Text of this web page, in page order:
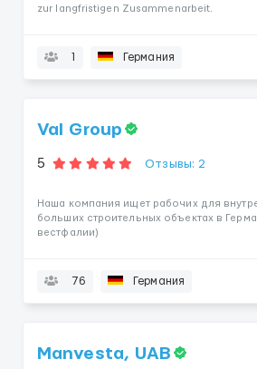
zur langfristigen Zusammenarbeit.
1 Германия
Val Group
5 Отзывы: 2
Наша компания ищет рабочих для
больших строительных объектах в
вестфалии)
76 Германия
Manvesta, UAB